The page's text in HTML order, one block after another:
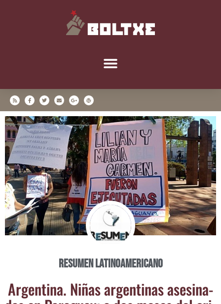
Resumen Latinoamericano
Argen­ti­na. Niñas argen­ti­nas ase­si­na­